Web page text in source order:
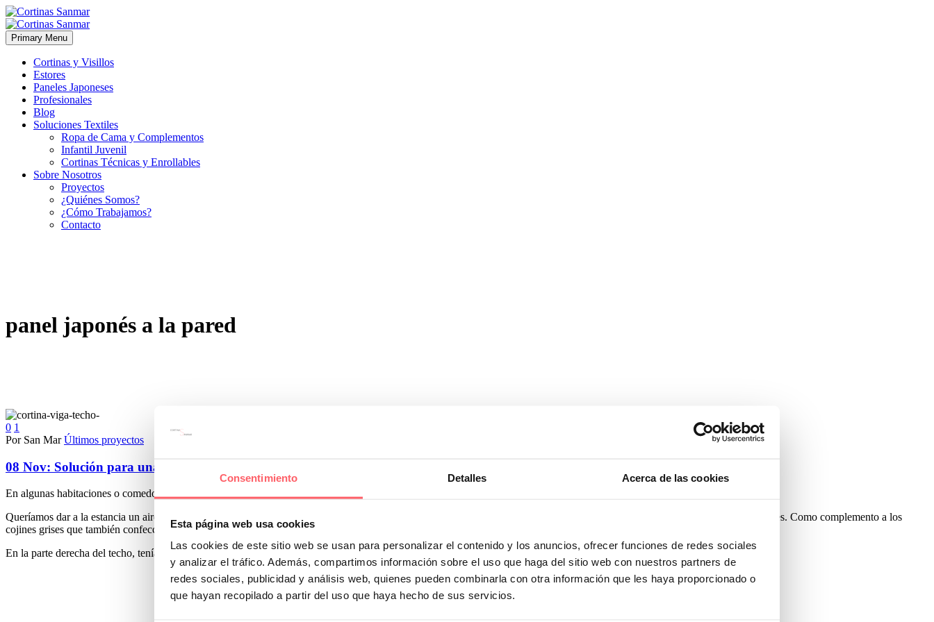
Consentimiento Detalles Acerca de las cookies
Esta página web usa cookies
Las cookies de este sitio web se usan para personalizar el contenido y los anuncios, ofrecer funciones de redes sociales
y analizar el tráfico. Además, compartimos información sobre el uso que haga del sitio web con nuestros partners de
redes sociales, publicidad y análisis web, quienes pueden combinarla con otra información que les haya proporcionado o
que hayan recopilado a partir del uso que haya hecho de sus servicios.
Primary Menu
Cortinas y Visillos
Estores
Paneles Japoneses
Profesionales
Blog
Soluciones Textiles
Ropa de Cama y Complementos
Infantil Juvenil
Cortinas Técnicas y Enrollables
Sobre Nosotros
Proyectos
¿Quiénes Somos?
¿Cómo Trabajamos?
Contacto
panel japonés a la pared
0 1
Por San Mar Últimos proyectos
08 Nov: Solución para una cortina con una viga en el techo
En algunas habitaciones o comedores, podemos encontrar salientes en techos y paredes que dificultan las instalaciones. Es el caso del cliente, cuya foto os mostramos.
Queríamos dar a la estancia un aire moderno y a la vez sofisticado. La mejor solución era un panel japonés. Para ello, elegimos un tejido de lino blanco con motivos ornamentales. Como complemento a los
cojines grises que también confeccionamos para la cama.
En la parte derecha del techo, teníamos una viga que nos impedía una instalación del panel que cubriese todo el ancho del aluminio